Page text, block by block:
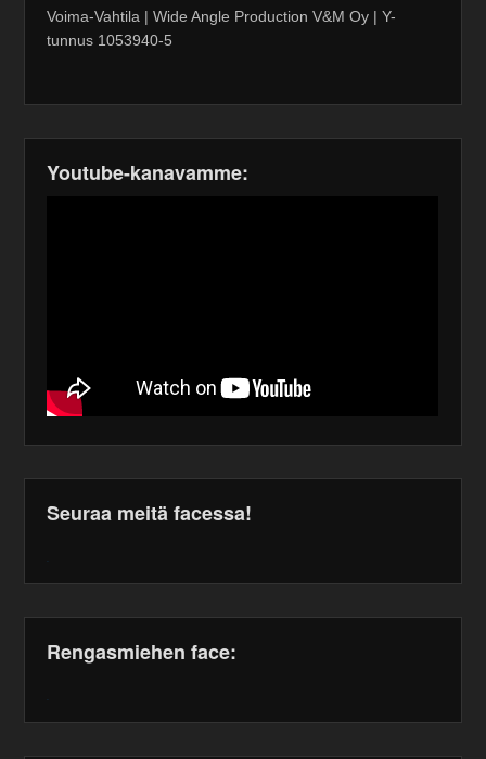
Voima-Vahtila | Wide Angle Production V&M Oy | Y-
tunnus 1053940-5
Youtube-kanavamme:
Seuraa meitä facessa!
Rengasmiehen face: